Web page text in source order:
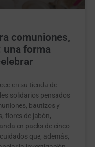
comuniones,
una forma
en su tienda de
solidarios pensados
bautizos y
flores de jabón,
en packs de cinco
que, además,